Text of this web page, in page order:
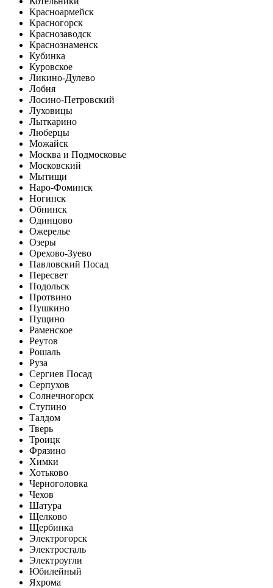
Красноармейск
Красногорск
Краснозаводск
Краснознаменск
Кубинка
Куровское
Ликино-Дулево
Лобня
Лосино-Петровский
Луховицы
Лыткарино
Люберцы
Можайск
Москва и Подмосковье
Московский
Мытищи
Наро-Фоминск
Ногинск
Обнинск
Одинцово
Ожерелье
Озеры
Орехово-Зуево
Павловский Посад
Пересвет
Подольск
Протвино
Пушкино
Пущино
Раменское
Реутов
Рошаль
Руза
Сергиев Посад
Серпухов
Солнечногорск
Ступино
Талдом
Тверь
Троицк
Фрязино
Химки
Хотьково
Черноголовка
Чехов
Шатура
Щелково
Щербинка
Электрогорск
Электросталь
Электроугли
Юбилейный
Яхрома